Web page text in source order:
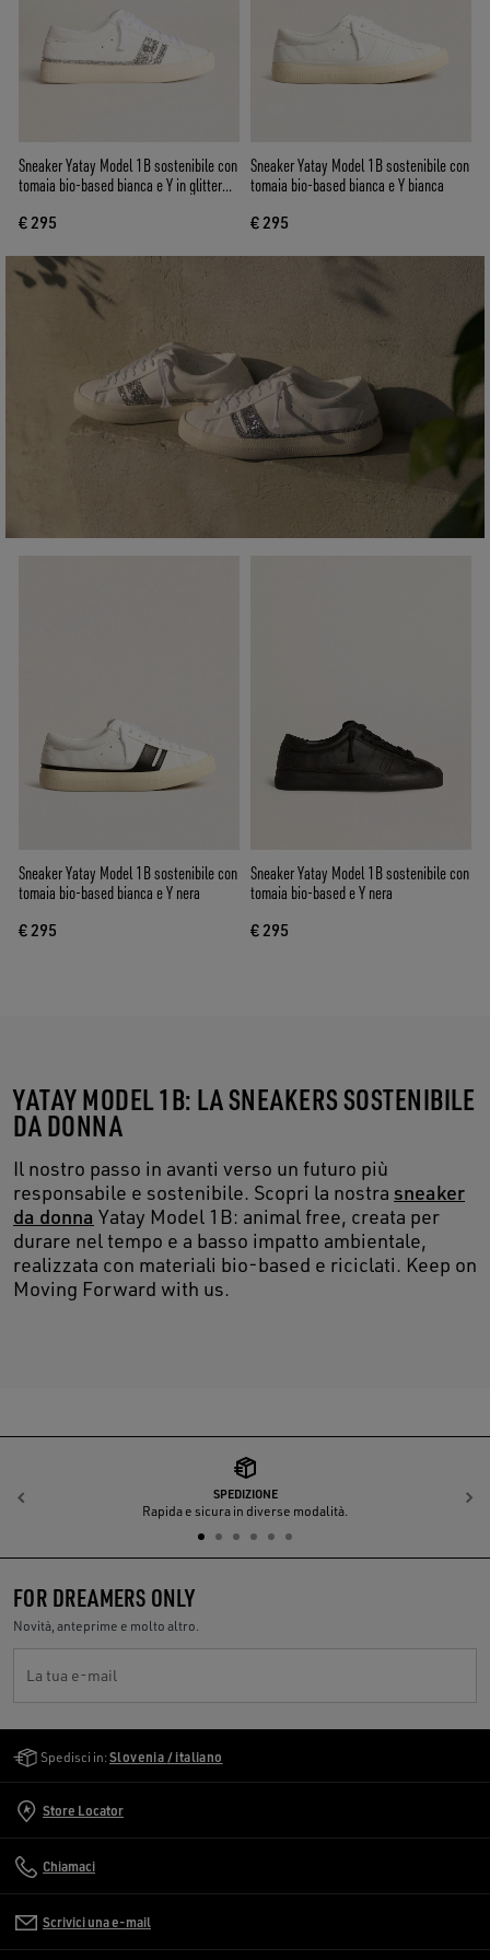
Sneaker Yatay Model 1B sostenibile con
tomaia bio-based bianca e Y in glitter
€ 295
Sneaker Yatay Model 1B sostenibile con
tomaia bio-based bianca e Y bianca
€ 295
Sneaker Yatay Model 1B sostenibile con
tomaia bio-based bianca e Y nera
€ 295
Sneaker Yatay Model 1B sostenibile con
tomaia bio-based e Y nera
€ 295
YATAY MODEL 1B: LA SNEAKERS SOSTENIBILE
DA DONNA
Il nostro passo in avanti verso un futuro più
responsabile e sostenibile. Scopri la nostra sneaker
da donna Yatay Model 1B: animal free, creata per
durare nel tempo e a basso impatto ambientale,
realizzata con materiali bio-based e riciclati. Keep on
Moving Forward with us.
SPEDIZIONE
Rapida e sicura in diverse modalità.
Indietro
FOR DREAMERS ONLY
Novità, anteprime e molto altro.
La tua e-mail
Spedisci in: Slovenia / italiano
Store Locator
Chiamaci
Scrivici una e-mail